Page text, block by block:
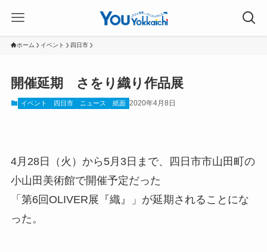
ホーム イベント 四日市
開催延期 さをり織り作品展
イベント 四日市 ニュース 紙面 2020年4月8日
4月28日（火）から5月3日まで、四日市市山田町の
小山田美術館で開催予定だった
「第6回OLIVER展『織』」が延期されることにな
った。